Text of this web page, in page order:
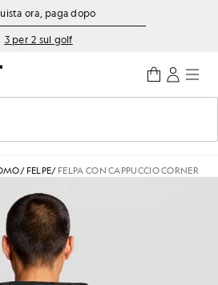
ora, paga dopo
3 per 2 sul golf
predittiva
/ FELPE/ FELPA CON CAPPUCCIO CORNER